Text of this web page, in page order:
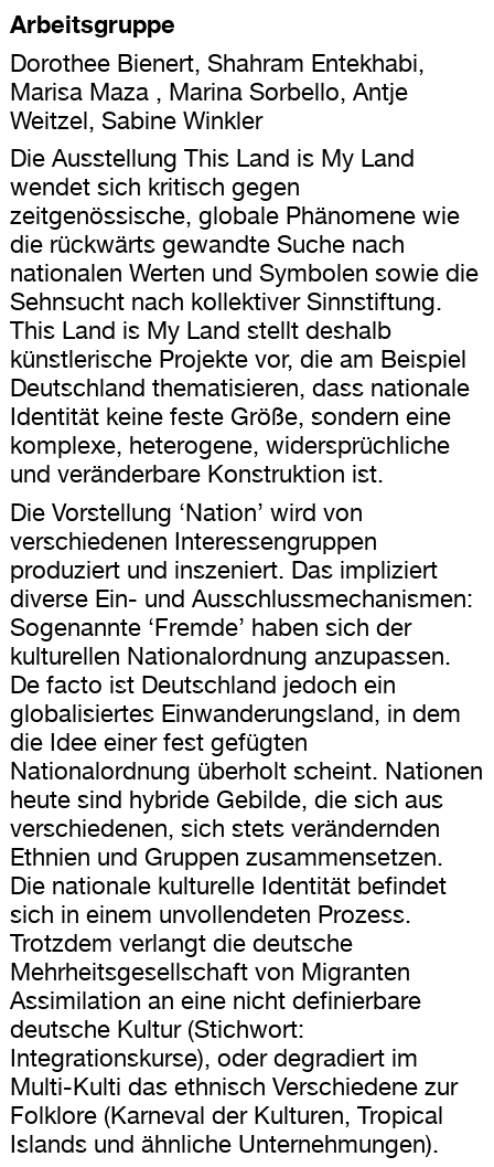
Arbeitsgruppe
Dorothee Bienert, Shahram Entekhabi,
Marisa Maza , Marina Sorbello, Antje
Weitzel, Sabine Winkler
Die Ausstellung This Land is My Land
wendet sich kritisch gegen
zeitgenössische, globale Phänomene wie
die rückwärts gewandte Suche nach
nationalen Werten und Symbolen sowie die
Sehnsucht nach kollektiver Sinnstiftung.
This Land is My Land stellt deshalb
künstlerische Projekte vor, die am Beispiel
Deutschland thematisieren, dass nationale
Identität keine feste Größe, sondern eine
komplexe, heterogene, widersprüchliche
und veränderbare Konstruktion ist.
Die Vorstellung ‘Nation’ wird von
verschiedenen Interessengruppen
produziert und inszeniert. Das impliziert
diverse Ein- und Ausschlussmechanismen:
Sogenannte ‘Fremde’ haben sich der
kulturellen Nationalordnung anzupassen.
De facto ist Deutschland jedoch ein
globalisiertes Einwanderungsland, in dem
die Idee einer fest gefügten
Nationalordnung überholt scheint. Nationen
heute sind hybride Gebilde, die sich aus
verschiedenen, sich stets verändernden
Ethnien und Gruppen zusammensetzen.
Die nationale kulturelle Identität befindet
sich in einem unvollendeten Prozess.
Trotzdem verlangt die deutsche
Mehrheitsgesellschaft von Migranten
Assimilation an eine nicht definierbare
deutsche Kultur (Stichwort:
Integrationskurse), oder degradiert im
Multi-Kulti das ethnisch Verschiedene zur
Folklore (Karneval der Kulturen, Tropical
Islands und ähnliche Unternehmungen).